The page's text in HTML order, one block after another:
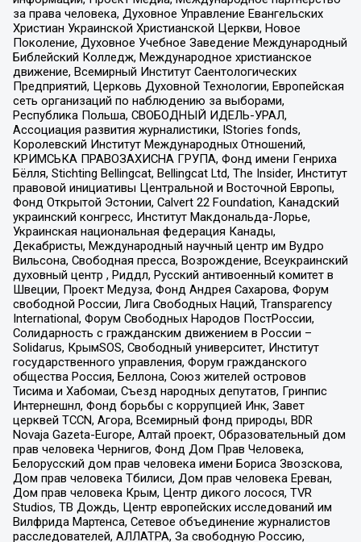
за права человека, Духовное Управление Евангельских
Христиан Украинской Христианской Церкви, Новое
Поколение, Духовное Учебное Заведение Международный
Библейский Колледж, Международное христианское
движение, Всемирный Институт Саентологических
Предприятий, Церковь Духовной Технологии, Европейская
сеть организаций по наблюдению за выборами,
Республика Польша, СВОБОДНЫЙ ИДЕЛЬ-УРАЛ,
Ассоциация развития журналистики, IStories fonds,
Королевский Институт Международных Отношений,
КРИМСЬКА ПРАВОЗАХИСНА ГРУПА, Фонд имени Генриха
Бёлля, Stichting Bellingcat, Bellingcat Ltd, The Insider, Институт
правовой инициативы Центральной и Восточной Европы,
Фонд Открытой Эстонии, Calvert 22 Foundation, Канадский
украинский конгресс, Институт Макдональда-Лорье,
Украинская национальная федерация Канады,
Декабристы, Международный научный центр им Вудро
Вильсона, Свободная пресса, Возрождение, Всеукраинский
духовный центр , Риддл, Русский антивоенный комитет в
Швеции, Проект Медуза, Фонд Андрея Сахарова, Форум
свободной России, Лига Свободных Наций, Transparеncy
International, Форум Свободных Народов ПостРоссии,
Солидарность с гражданским движением в России –
Solidarus, КрымSOS, Свободный университет, Институт
государственного управления, Форум гражданского
общества Россия, Беллона, Союз жителей островов
Тисима и Хабомаи, Съезд народных депутатов, Гринпис
Интернешнл, Фонд борьбы с коррупцией Инк, Завет
церквей TCCN, Агора, Всемирный фонд природы, BDR
Novaja Gazeta-Europe, Алтай проект, Образовательный дом
прав человека Чернигов, Фонд Дом Прав Человека,
Белорусский дом прав человека имени Бориса Звозскова,
Дом прав человека Тбилиси, Дом прав человека Ереван,
Дом прав человека Крым, Центр дикого лосося, TVR
Studios, ТВ Дождь, Центр европейских исследований им
Вилфрида Мартенса, Сетевое объединение журналистов
расследователей, АЛЛАТРА, За свободную Россию,